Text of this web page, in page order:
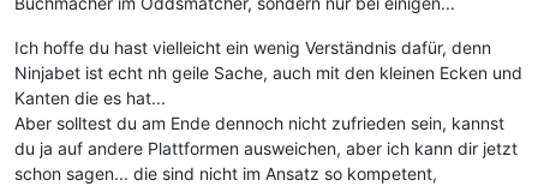
Ich hoffe du hast vielleicht ein wenig Verständnis dafür, denn
Ninjabet ist echt nh geile Sache, auch mit den kleinen Ecken und
Kanten die es hat...
Aber solltest du am Ende dennoch nicht zufrieden sein, kannst
du ja auf andere Plattformen ausweichen, aber ich kann dir jetzt
schon sagen... die sind nicht im Ansatz so kompetent,